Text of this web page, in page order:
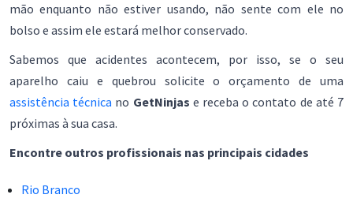
mão enquanto não estiver usando, não sente com ele no
bolso e assim ele estará melhor conservado.
Sabemos que acidentes acontecem, por isso, se o seu
aparelho caiu e quebrou solicite o orçamento de uma
assistência técnica no GetNinjas e receba o contato de até 7
próximas à sua casa.
Encontre outros profissionais nas principais cidades
Rio Branco